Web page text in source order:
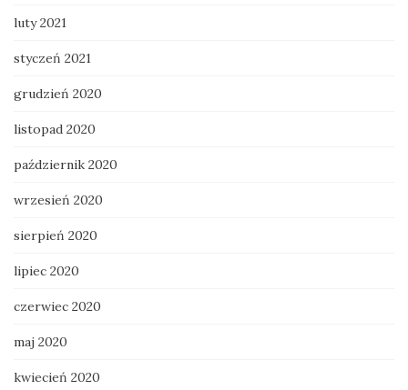
luty 2021
styczeń 2021
grudzień 2020
listopad 2020
październik 2020
wrzesień 2020
sierpień 2020
lipiec 2020
czerwiec 2020
maj 2020
kwiecień 2020